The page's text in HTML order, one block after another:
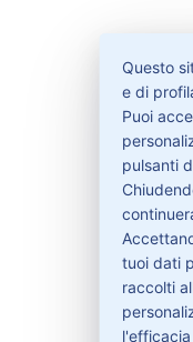
Questo
e di
Puoi
pulsanti
tuoi dati
raccolti